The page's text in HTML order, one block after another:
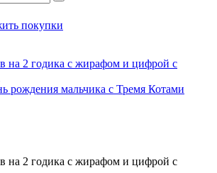
покупки
рождения мальчика с Тремя Котами